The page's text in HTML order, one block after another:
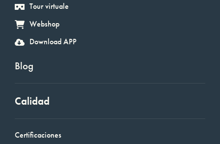
Tour virtuale
Webshop
Download APP
Blog
Calidad
Certificaciones